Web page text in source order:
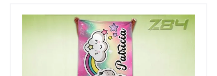
Toalla Modelo "Unicornio"